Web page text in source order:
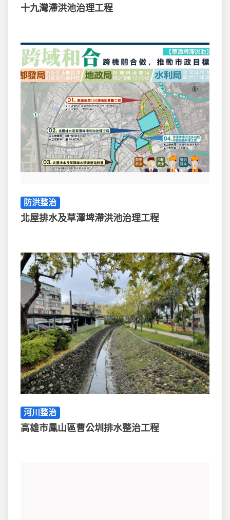
十九灣滯洪池治理工程
防洪整治
北屋排水及草潭埤滯洪池治理工程
河川整治
高雄市鳳山區曹公圳排水整治工程